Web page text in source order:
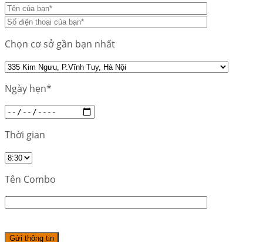
Chọn cơ sở gần bạn nhất
Ngày hẹn*
Thời gian
Tên Combo